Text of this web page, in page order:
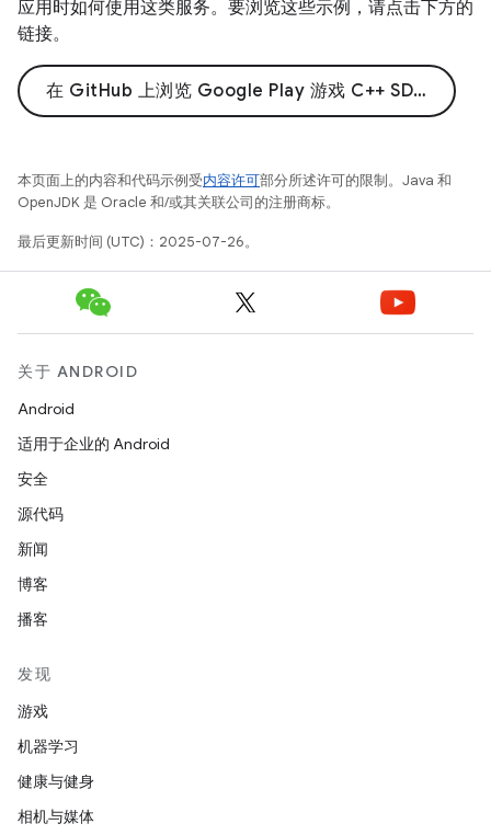
应用时如何使用这类服务。要浏览这些示例，请点击下方的
链接。
在 GitHub 上浏览 Google Play 游戏 C++ SDK 示例
本页面上的内容和代码示例受内容许可部分所述许可的限制。Java 和
OpenJDK 是 Oracle 和/或其关联公司的注册商标。
最后更新时间 (UTC)：2025-07-26。
关于 ANDROID
Android
适用于企业的 Android
安全
源代码
新闻
博客
播客
发现
游戏
机器学习
健康与健身
相机与媒体